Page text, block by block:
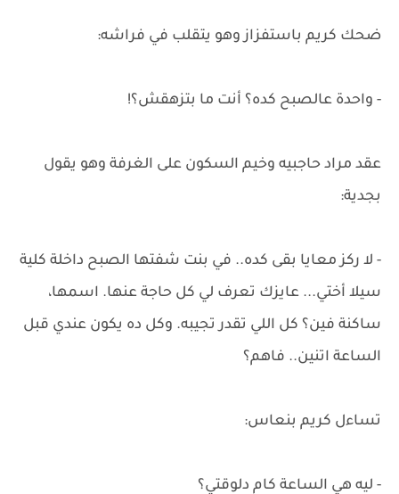
ضحك كريم باستفزاز وهو يتقلب في فراشه:
- واحدة عالصبح كده؟ أنت ما بتزهقش؟!
عقد مراد حاجبيه وخيم السكون على الغرفة وهو يقول
بجدية:
- لا ركز معايا بقى كده.. في بنت شفتها الصبح داخلة كلية
سيلا أختي... عايزك تعرف لي كل حاجة عنها. اسمها،
ساكنة فين؟ كل اللي تقدر تجيبه. وكل ده يكون عندي قبل
الساعة اتنين.. فاهم؟
تساءل كريم بنعاس:
- ليه هي الساعة كام دلوقتي؟